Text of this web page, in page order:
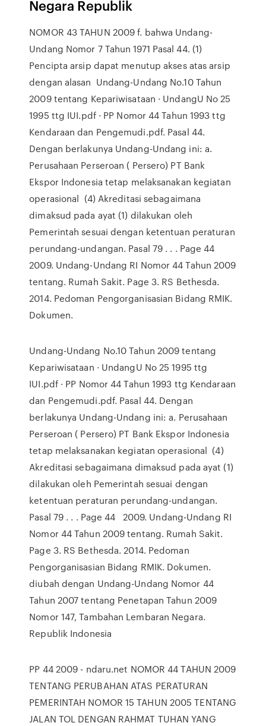
Negara Republik
NOMOR 43 TAHUN 2009 f. bahwa Undang-
Undang Nomor 7 Tahun 1971 Pasal 44. (1)
Pencipta arsip dapat menutup akses atas arsip
dengan alasan Undang-Undang No.10 Tahun
2009 tentang Kepariwisataan · UndangU No 25
1995 ttg IUI.pdf · PP Nomor 44 Tahun 1993 ttg
Kendaraan dan Pengemudi.pdf. Pasal 44.
Dengan berlakunya Undang-Undang ini: a.
Perusahaan Perseroan ( Persero) PT Bank
Ekspor Indonesia tetap melaksanakan kegiatan
operasional (4) Akreditasi sebagaimana
dimaksud pada ayat (1) dilakukan oleh
Pemerintah sesuai dengan ketentuan peraturan
perundang-undangan. Pasal 79 . . . Page 44
2009. Undang-Undang RI Nomor 44 Tahun 2009
tentang. Rumah Sakit. Page 3. RS Bethesda.
2014. Pedoman Pengorganisasian Bidang RMIK.
Dokumen.
Undang-Undang No.10 Tahun 2009 tentang
Kepariwisataan · UndangU No 25 1995 ttg
IUI.pdf · PP Nomor 44 Tahun 1993 ttg Kendaraan
dan Pengemudi.pdf. Pasal 44. Dengan
berlakunya Undang-Undang ini: a. Perusahaan
Perseroan ( Persero) PT Bank Ekspor Indonesia
tetap melaksanakan kegiatan operasional (4)
Akreditasi sebagaimana dimaksud pada ayat (1)
dilakukan oleh Pemerintah sesuai dengan
ketentuan peraturan perundang-undangan.
Pasal 79 . . . Page 44 2009. Undang-Undang RI
Nomor 44 Tahun 2009 tentang. Rumah Sakit.
Page 3. RS Bethesda. 2014. Pedoman
Pengorganisasian Bidang RMIK. Dokumen.
diubah dengan Undang-Undang Nomor 44
Tahun 2007 tentang Penetapan Tahun 2009
Nomor 147, Tambahan Lembaran Negara.
Republik Indonesia
PP 44 2009 - ndaru.net NOMOR 44 TAHUN 2009
TENTANG PERUBAHAN ATAS PERATURAN
PEMERINTAH NOMOR 15 TAHUN 2005 TENTANG
JALAN TOL DENGAN RAHMAT TUHAN YANG